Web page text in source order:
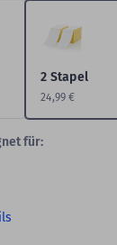
für:
2 Stapel
24,99 €